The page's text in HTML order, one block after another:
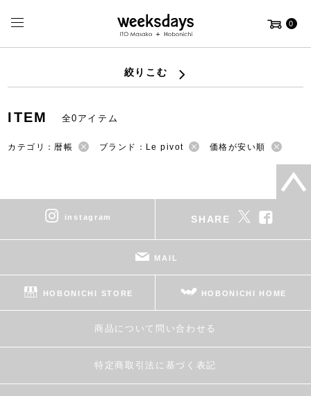
0
絞りこむ
ITEM 全0アイテム
カテゴリ：暦帳 ブランド：Le pivot 価格が安い順
instagram SHARE
MAIL
HOBONICHI STORE HOBONICHI HOME
商品について問い合わせる
特定商取引法に基づく表記